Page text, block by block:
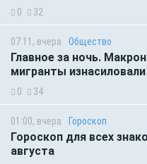
0 32
07:11, вчера Общество
Главное за ночь.
мигранты
0 34
01:00, вчера Гороскоп
Гороскоп для всех
августа